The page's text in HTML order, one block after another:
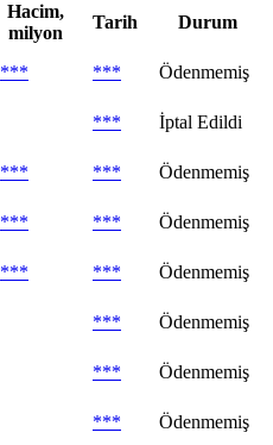
Hacim,
milyon
Tarih
Durum
*** ***
Ödenmemiş
***
İptal Edildi
*** ***
Ödenmemiş
*** ***
Ödenmemiş
*** ***
Ödenmemiş
***
Ödenmemiş
***
Ödenmemiş
***
Ödenmemiş